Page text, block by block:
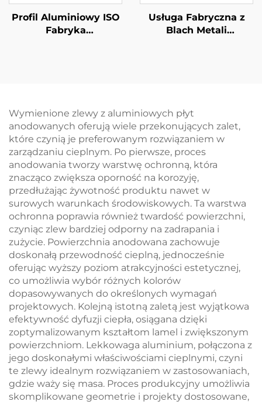
Profil Aluminiowy ISO
Fabryka
Usługa Fabryczna z
Blach Metali
Wymienione zlewy z aluminiowych płyt
anodowanych oferują wiele przekonujących zalet,
które czynią je preferowanym rozwiązaniem w
zarządzaniu cieplnym. Po pierwsze, proces
anodowania tworzy warstwę ochronną, która
znacząco zwiększa oporność na korozyję,
przedłużając żywotność produktu nawet w
surowych warunkach środowiskowych. Ta warstwa
ochronna poprawia również twardość powierzchni,
czyniąc zlew bardziej odporny na zadrapania i
zużycie. Powierzchnia anodowana zachowuje
doskonałą przewodność cieplną, jednocześnie
oferując wyższy poziom atrakcyjności estetycznej,
co umożliwia wybór różnych kolorów
dopasowywanych do określonych wymagań
projektowych. Kolejną istotną zaletą jest wyjątkowa
efektywność dyfuzji ciepła, osiągana dzięki
zoptymalizowanym kształtom lamel i zwiększonym
powierzchniom. Lekkowaga aluminium, połączona z
jego doskonałymi właściwościami cieplnymi, czyni
te zlewy idealnym rozwiązaniem w zastosowaniach,
gdzie waży się masa. Proces produkcyjny umożliwia
skomplikowane geometrie i projekty dostosowane,